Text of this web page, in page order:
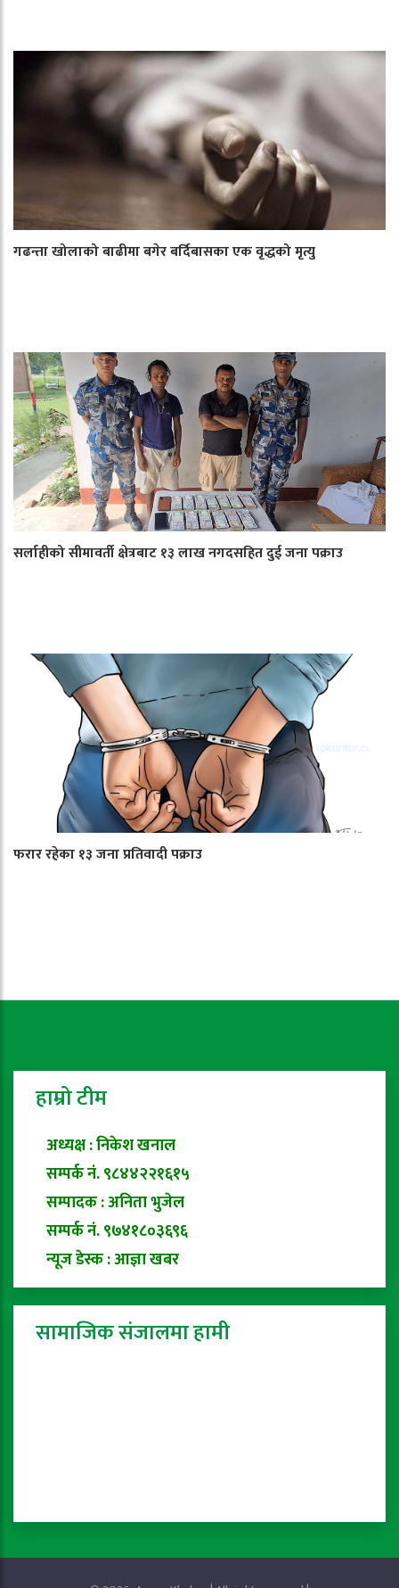
गढन्ता खोलाको बाढीमा बगेर बर्दिबासका एक वृद्धको मृत्यु
सर्लाहीको सीमावर्ती क्षेत्रबाट १३ लाख नगदसहित दुई जना पक्राउ
फरार रहेका १३ जना प्रतिवादी पक्राउ
हाम्रो टीम
अध्यक्ष : निकेश खनाल
सम्पर्क नं. ९८४४२२१६१५
सम्पादक : अनिता भुजेल
सम्पर्क नं. ९७४१८०३६९६
न्यूज डेस्क : आज्ञा खबर
सामाजिक संजालमा हामी